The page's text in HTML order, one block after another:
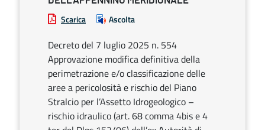
Scarica Ascolta
Decreto del 7 luglio 2025 n. 554
Approvazione modifica definitiva della
perimetrazione e/o classificazione delle
aree a pericolosità e rischio del Piano
Stralcio per l’Assetto Idrogeologico –
rischio idraulico (art. 68 comma 4bis e 4